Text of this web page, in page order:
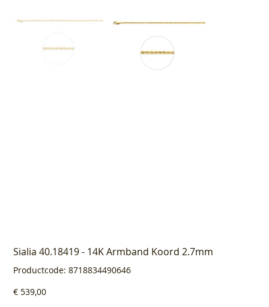
Sialia 40.18419 - 14K Armband Koord 2.7mm
Productcode: Productcode
8718834490646
8718834490646
Prijs
€ 539,00